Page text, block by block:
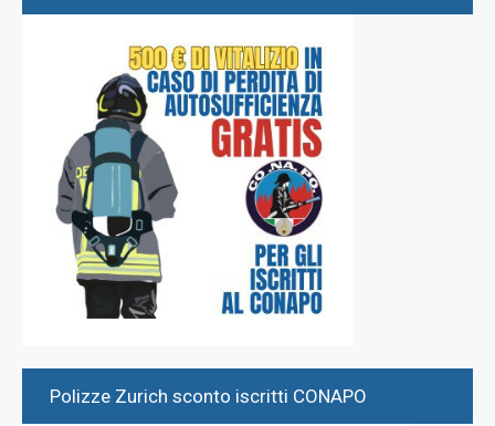
Polizze Zurich sconto iscritti CONAPO